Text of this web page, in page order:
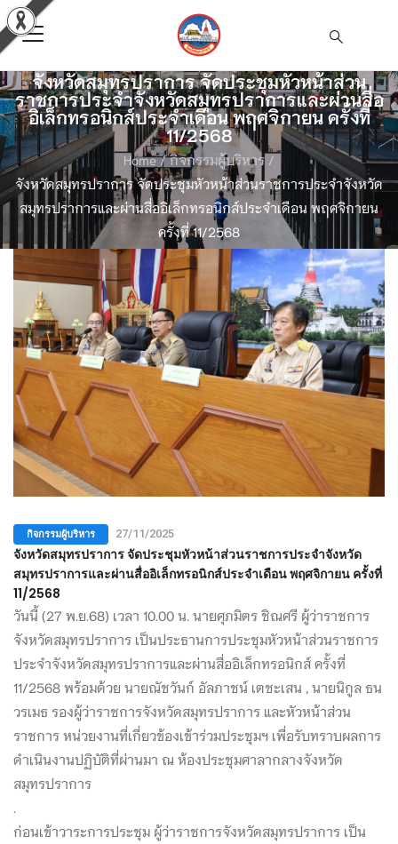
จังหวัดสมุทรปราการ จัดประชุมหัวหน้าส่วน
ราชการประจำจังหวัดสมุทรปราการและผ่านสื่อ
อิเล็กทรอนิกส์ประจำเดือน พฤศจิกายน ครั้งที่
11/2568
Home/ กิจกรรมผู้บริหาร/
จังหวัดสมุทรปราการ จัดประชุมหัวหน้าส่วนราชการประจำจังหวัด
สมุทรปราการและผ่านสื่ออิเล็กทรอนิกส์ประจำเดือน พฤศจิกายน
ครั้งที่ 11/2568
กิจกรรมผู้บริหาร 27/11/2025
จังหวัดสมุทรปราการ จัดประชุมหัวหน้าส่วนราชการประจำจังหวัด
สมุทรปราการและผ่านสื่ออิเล็กทรอนิกส์ประจำเดือน พฤศจิกายน ครั้งที่
11/2568
วันนี้ (27 พ.ย.68) เวลา 10.00 น. นายศุภมิตร ชิณศรี ผู้ว่าราชการ
จังหวัดสมุทรปราการ เป็นประธานการประชุมหัวหน้าส่วนราชการ
ประจำจังหวัดสมุทรปราการและผ่านสื่ออิเล็กทรอนิกส์ ครั้งที่
11/2568 พร้อมด้วย นายณัชวันก์ อัลภาชน์ เตชะเสน , นายนิกูล ธน
วรเมธ รองผู้ว่าราชการจังหวัดสมุทรปราการ และหัวหน้าส่วน
ราชการ หน่วยงานที่เกี่ยวข้องเข้าร่วมประชุมฯ เพื่อรับทราบผลการ
ดำเนินงานปฏิบัติที่ผ่านมา ณ ห้องประชุมศาลากลางจังหวัด
สมุทรปราการ
ก่อนเข้าวาระการประชุม ผู้ว่าราชการจังหวัดสมุทรปราการ เป็น